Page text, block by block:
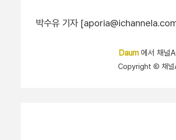
박수유 기자
Daum 에서 채널
Copyright Ⓒ 채널